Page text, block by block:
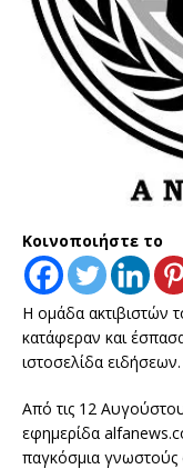
Κοινοποιήστε το
Η ομάδα ακτιβιστών
κατάφεραν και
ιστοσελίδα ειδήσεων.
Από τις 12
εφημερίδα
παγκόσμια